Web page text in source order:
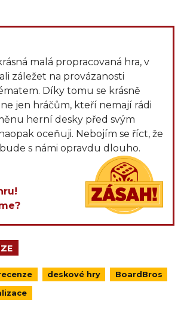
malá propracovaná hra, v
záležet na provázanosti
Díky tomu se krásně
jen hráčům, kteří nemají rádi
herní desky před svým
oceňuji. Nebojím se říct, že
s námi opravdu dlouho.
deskové hry BoardBros